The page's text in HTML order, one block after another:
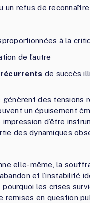
un refus de
à la
de l’autre
de succès
des tensions
un épuisement
d’être
des dynamiques
elle-même, la
et l’instabilité
les crises
remises en question